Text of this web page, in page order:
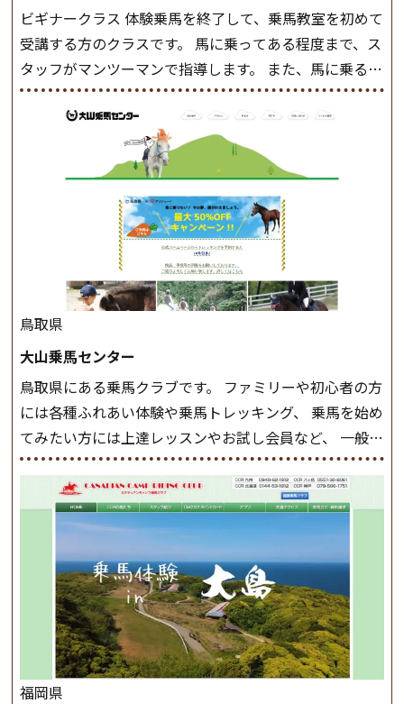
ビギナークラス 体験乗馬を終了して、乗馬教室を初めて
受講する方のクラスです。 馬に乗ってある程度まで、ス
タッフがマンツーマンで指導します。 また、馬に乗るだ
けでなく、馬の手入れや馬装（鞍などを装着する） も
このクラスで把握し、「馬に触れること」にも慣れてい
きましょう。 スタートクラス ビギナークラスで単独で
軽速歩(けいはやあし)ができるようになったら スタート
クラスへ。 グループレッスンで馬のスピードを調整し
ながら 軽速歩・正反撞(せいはんどう)を学びます。 安定
した手綱操作と軽速歩・正反撞ができるようになれば
駈歩(かけあし)練習に入ります。 ホップクラス スタート
クラスで常歩(なみあし)や 速歩、駈歩の初歩をマスター
したら、 次は部班にて駈歩を含めた誘導練習を行いま
しょう。 ステップクラス ホップクラスまでに練習した
まとめをします。 三種歩法をマスターし、ワンランク上
の扶助操作や誘導方法を身につけましょう。 注意事項
◆馬場使用状況により、使用する馬場はこちらで決定い
たしますのでご了承ください ◆基本は雨天決行です
が、落雷・強風等のより、安全上急遽中止させていただ
く場合がございます。 ◆三木ホースランドパークの協議
会や講習会等により、一部レッスンが中止になる場合が
ございます。 その際、ご予約いただいている皆様には事
前にご連絡いたします。MIKIホーストレックのツアー
はこちら
鳥取県
大山乗馬センター
鳥取県にある乗馬クラブです。 ファミリーや初心者の方
には各種ふれあい体験や乗馬トレッキング、 乗馬を始め
てみたい方には上達レッスンやお試し会員など、 一般の
方に幅広くお楽しみいただける施設を目指しています。
また、お手軽（低価格）に会員になったり自分の馬を持
つことのできる乗馬クラブでもあり、 健康や趣味、スポ
ーツ競技として、老若男女様々な方が、日々乗馬をお楽
しみいただいています。 なお、ゴールデンウィークと夏
休み期間中は無休で営業していますので、ぜひご家族で
お越しください！大山乗馬センターの紹介記事はこち
福岡県